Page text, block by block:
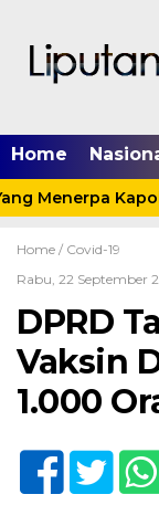
Home
Menerpa
Home / Covid-19
Rabu, 22 September
DPRD
Vaksin
1.000